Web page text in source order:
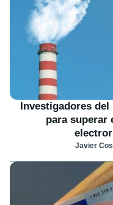
Investigadores
para superar
Javier